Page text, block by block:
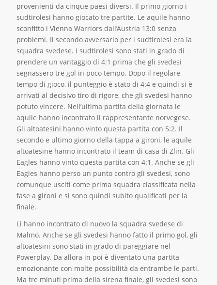
provenienti da cinque paesi diversi. Il primo giorno i
sudtirolesi hanno giocato tre partite. Le aquile hanno
sconfitto i Vienna Warriors dall’Austria 13:0 senza
problemi. Il secondo avversario per i sudtirolesi era la
squadra svedese. I sudtirolesi sono stati in grado di
prendere un vantaggio di 4:1 prima che gli svedesi
segnassero tre gol in poco tempo. Dopo il regolare
tempo di gioco, il punteggio è stato di 4:4 e quindi si è
arrivati al decisivo tiro di rigore, che gli svedesi hanno
potuto vincere. Nell’ultima partita della giornata le
aquile hanno incontrato il rappresentante norvegese.
Gli altoatesini hanno vinto questa partita con 5:2. Il
secondo e ultimo giorno della tappa a gironi, le aquile
altoatesine hanno incontrato il team di casa di Zlin. Gli
Eagles hanno vinto questa partita con 4:1. Anche se gli
Eagles hanno perso un punto contro gli svedesi, sono
comunque usciti come prima squadra classificata nella
fase a gironi e si sono quindi subito qualificati per la
finale.
Lì hanno incontrato di nuovo la squadra svedese di
Malmö. Anche se gli svedesi hanno fatto il primo gol, gli
altoatesini sono stati in grado di pareggiare nel
Powerplay. Da allora in poi è diventato una partita
emozionante con molte possibilità da entrambe le parti.
Ma tre minuti prima della sirena finale, gli svedesi sono